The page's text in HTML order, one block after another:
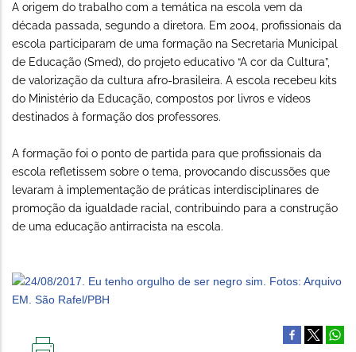
A origem do trabalho com a temática na escola vem da
década passada, segundo a diretora. Em 2004, profissionais da
escola participaram de uma formação na Secretaria Municipal
de Educação (Smed), do projeto educativo “A cor da Cultura”,
de valorização da cultura afro-brasileira. A escola recebeu kits
do Ministério da Educação, compostos por livros e vídeos
destinados à formação dos professores.
A formação foi o ponto de partida para que profissionais da
escola refletissem sobre o tema, provocando discussões que
levaram à implementação de práticas interdisciplinares de
promoção da igualdade racial, contribuindo para a construção
de uma educação antirracista na escola.